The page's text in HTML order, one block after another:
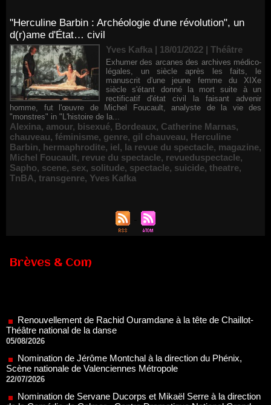
"Herculine Barbin : Archéologie d'une révolution", un
d(r)ame d'État… civil
Yves Kafka | 18/01/2022 | Théâtre
Exhumer des arcanes des archives médico-
légales, un siècle après les faits, le
manuscrit d'une jeune femme du XIXe
siècle s'étant donné la mort suite à un
rectificatif d'état civil la faisant advenir
homme, fut l'œuvre de Michel Foucault, analyste de la vie des
"monstres" in "L'histoire de la...
Alexina, amour, bisexué, Bordeaux, Catherine Marnas,
chauveau, féminisme, genre, gil chauveau, Herculine
Barbin, hermaphrodite, iel, la revue du spectacle, magazine,
Michel Foucault, revue du spectacle, revueduspectacle,
Sapho, scene, sex, solitude, spectacle, suicide, theatre,
TnBA, transgenre, Yves Kafka
Brèves & Com
05/08/2026
Nomination de Jérôme Montchal à la direction du Phénix,
22/07/2026
Nomination de Servane Ducorps et Mikaël Serre à la direction
Est Alsace